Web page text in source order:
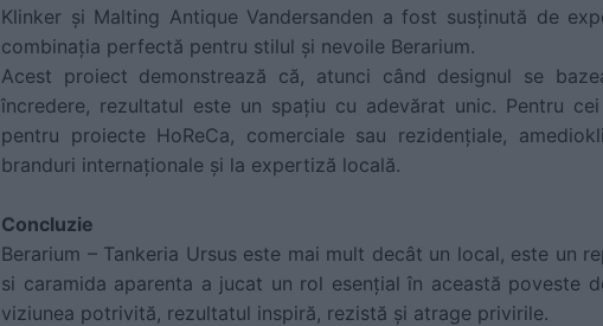
Klinker și Malting Antique Vandersanden a fost susținută de
combinația perfectă pentru stilul și nevoile Berarium.
Acest proiect demonstrează că, atunci când designul se
încredere, rezultatul este un spațiu cu adevărat unic. Pentru
pentru proiecte HoReCa, comerciale sau rezidențiale,
branduri internaționale și la expertiză locală.
Concluzie
Berarium – Tankeria Ursus este mai mult decât un local, este un
si caramida aparenta a jucat un rol esențial în această poveste
viziunea potrivită, rezultatul inspiră, rezistă și atrage privirile.